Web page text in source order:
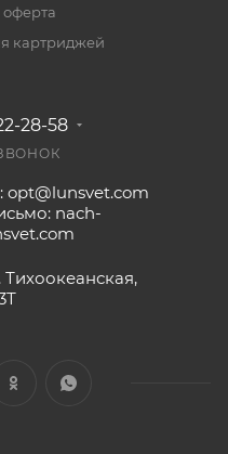
картриджей
28-58
opt@lunsvet.com
nach-
Тихоокеанская,